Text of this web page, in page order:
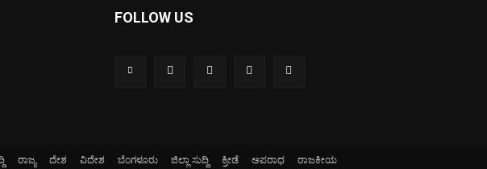
FOLLOW US
ರಾಜ್ಯ ದೇಶ ವಿದೇಶ ಬೆಂಗಳೂರು ಜಿಲ್ಲಾ ಸುದ್ದಿ ಕ್ರೀಡೆ ಅಪರಾಧ ರಾಜಕೀಯ